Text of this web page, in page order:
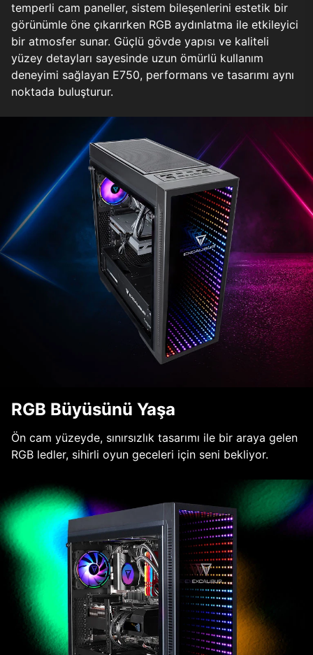
temperli cam paneller, sistem bileşenlerini estetik bir
görünümle öne çıkarırken RGB aydınlatma ile etkileyici
bir atmosfer sunar. Güçlü gövde yapısı ve kaliteli
yüzey detayları sayesinde uzun ömürlü kullanım
deneyimi sağlayan E750, performans ve tasarımı aynı
noktada buluşturur.
RGB Büyüsünü Yaşa
Ön cam yüzeyde, sınırsızlık tasarımı ile bir araya gelen
RGB ledler, sihirli oyun geceleri için seni bekliyor.